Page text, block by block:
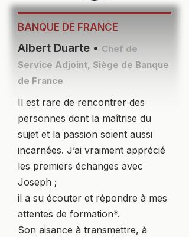
BANQUE DE FRANCE
Albert Duarte • Chef de
Service Adjoint, Siège de Banque
de France
Il est rare de rencontrer des
personnes dont la maîtrise du
sujet et la passion soient aussi
incarnées. J’ai vraiment apprécié
les premiers échanges avec
Joseph ;
il a su écouter et répondre à mes
attentes de formation*.
Son aisance à transmettre, à